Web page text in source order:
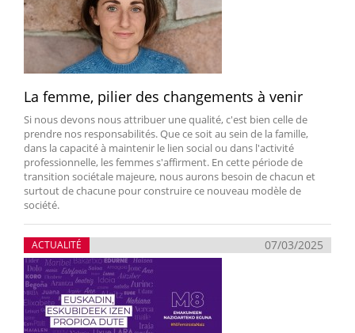
La femme, pilier des changements à venir
Si nous devons nous attribuer une qualité, c'est bien celle de
prendre nos responsabilités. Que ce soit au sein de la famille,
dans la capacité à maintenir le lien social ou dans l'activité
professionnelle, les femmes s'affirment. En cette période de
transition sociétale majeure, nous aurons besoin de chacun et
surtout de chacune pour construire ce nouveau modèle de
société.
ACTUALITÉ 07/03/2025